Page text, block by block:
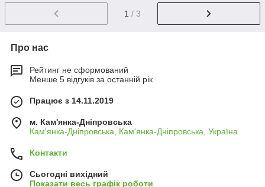
1 / 3
Про нас
Рейтинг не сформований
Менше 5 відгуків за останній рік
Працює з 14.11.2019
м. Кам'янка-Дніпровська
Кам'янка-Дніпровська, Кам'янка-Дніпровська, Україна
Контакти
Сьогодні вихідний
Показати весь графік роботи